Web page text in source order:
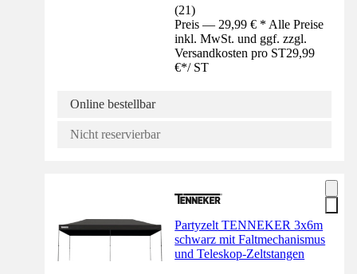
(21)
Preis — 29,99 € * Alle Preise
inkl. MwSt. und ggf. zzgl.
Versandkosten pro ST29,99
€*/ ST
Online bestellbar
Nicht reservierbar
Partyzelt TENNEKER 3x6m
schwarz mit Faltmechanismus
und Teleskop-Zeltstangen